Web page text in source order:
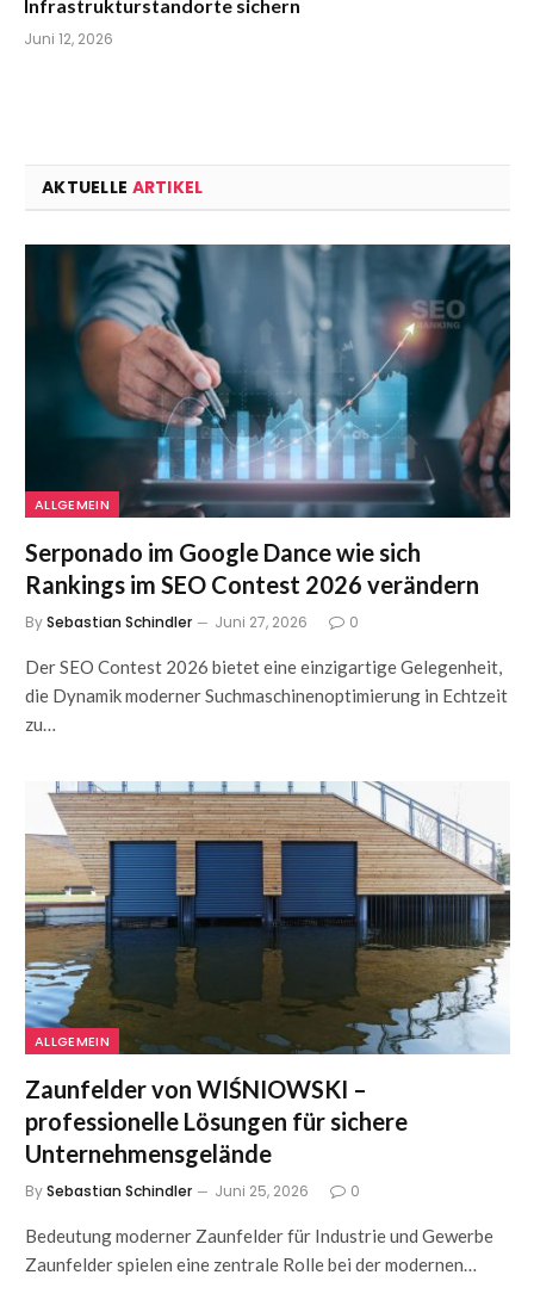
Infrastrukturstandorte sichern
Juni 12, 2026
AKTUELLE ARTIKEL
ALLGEMEIN
Serponado im Google Dance wie sich
Rankings im SEO Contest 2026 verändern
BySebastian Schindler Juni 27, 2026 0
Der SEO Contest 2026 bietet eine einzigartige Gelegenheit,
die Dynamik moderner Suchmaschinenoptimierung in Echtzeit
zu…
ALLGEMEIN
Zaunfelder von WIŚNIOWSKI –
professionelle Lösungen für sichere
Unternehmensgelände
BySebastian Schindler Juni 25, 2026 0
Bedeutung moderner Zaunfelder für Industrie und Gewerbe
Zaunfelder spielen eine zentrale Rolle bei der modernen…